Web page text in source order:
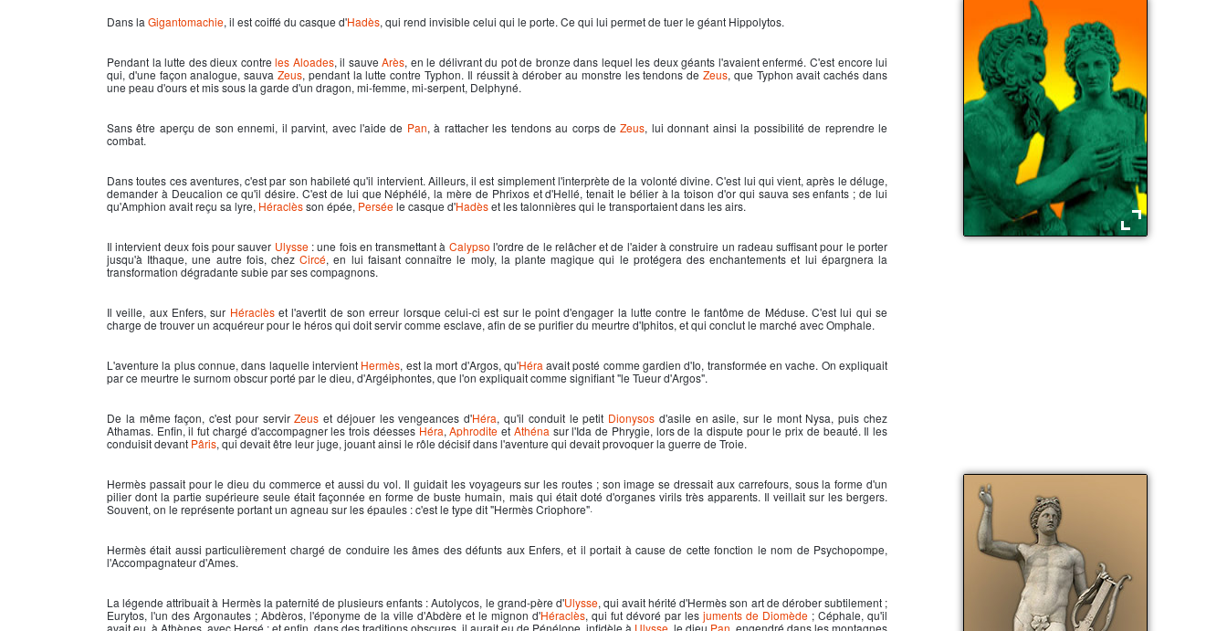
Dans la Gigantomachie, il est coiffé du casque d'Hadès, qui rend invisible celui qui le porte. Ce qui lui permet de tuer le géant Hippolytos.
Pendant la lutte des dieux contreles Aloades, il sauveArès, en le délivrant du pot de bronze dans lequel les deux géants l'avaient enfermé. C'est encore lui
qui, d'une façon analogue, sauva Zeus, pendant la lutte contre Typhon. Il réussit à dérober au monstre les tendons de Zeus, que Typhon avait cachés dans
une peau d'ours et mis sous la garde d'un dragon, mi-femme, mi-serpent, Delphyné.
Sans être aperçu de son ennemi, il parvint, avec l'aide de Pan, à rattacher les tendons au corps deZeus, lui donnant ainsi la possibilité de reprendre le
combat.
Dans toutes ces aventures, c'est par son habileté qu'il intervient. Ailleurs, il est simplement l'interprète de la volonté divine. C'est lui qui vient, après le déluge,
demander à Deucalion ce qu'il désire. C'est de lui que Néphélé, la mère de Phrixos et d'Hellé, tenait le bélier à la toison d'or qui sauva ses enfants ; de lui
qu'Amphion avait reçu sa lyre, Héraclèsson épée, Perséele casque d'Hadèset les talonnières qui le transportaient dans les airs.
Il intervient deux fois pour sauver Ulysse: une fois en transmettant à Calypso l'ordre de le relâcher et de l'aider à construire un radeau suffisant pour le porter
jusqu'à Ithaque, une autre fois, chezCircé, en lui faisant connaître le moly, la plante magique qui le protégera des enchantements et lui épargnera la
transformation dégradante subie par ses compagnons.
Il veille, aux Enfers, sur Héraclèset l'avertit de son erreur lorsque celui-ci est sur le point d'engager la lutte contre le fantôme de Méduse. C'est lui qui se
charge de trouver un acquéreur pour le héros qui doit servir comme esclave, afin de se purifier du meurtre d'Iphitos, et qui conclut le marché avec Omphale.
L'aventure la plus connue, dans laquelle intervient Hermès, est la mort d'Argos, qu'Héra avait posté comme gardien d'Io, transformée en vache. On expliquait
par ce meurtre le surnom obscur porté par le dieu, d'Argéiphontes, que l'on expliquait comme signifiant "le Tueur d'Argos".
De la même façon, c'est pour servirZeus et déjouer les vengeances d'Héra, qu'il conduit le petit Dionysos d'asile en asile, sur le mont Nysa, puis chez
Athamas. Enfin, il fut chargé d'accompagner les trois déessesHéra,Aphrodite et Athéna sur l'Ida de Phrygie, lors de la dispute pour le prix de beauté. Il les
conduisit devant Pâris, qui devait être leur juge, jouant ainsi le rôle décisif dans l'aventure qui devait provoquer la guerre de Troie.
Hermès passait pour le dieu du commerce et aussi du vol. Il guidait les voyageurs sur les routes ; son image se dressait aux carrefours, sous la forme d'un
pilier dont la partie supérieure seule était façonnée en forme de buste humain, mais qui était doté d'organes virils très apparents. Il veillait sur les bergers.
Souvent, on le représente portant un agneau sur les épaules : c'est le type dit "Hermès Criophore"·
Hermès était aussi particulièrement chargé de conduire les âmes des défunts aux Enfers, et il portait à cause de cette fonction le nom de Psychopompe,
l'Accompagnateur d'Ames.
La légende attribuait à Hermès la paternité de plusieurs enfants : Autolycos, le grand-père d'Ulysse, qui avait hérité d'Hermèsson art de dérober subtilement ;
Eurytos, l'un des Argonautes ; Abdèros, l'éponyme de la ville d'Abdère et le mignon d'Héraclès, qui fut dévoré par les juments de Diomède ; Céphale, qu'il
avait eu, à Athènes, avec Hersé ; et enfin, dans des traditions obscures, il aurait eu de Pénélope, infidèle à Ulysse , le dieu Pan , engendré dans les montagnes